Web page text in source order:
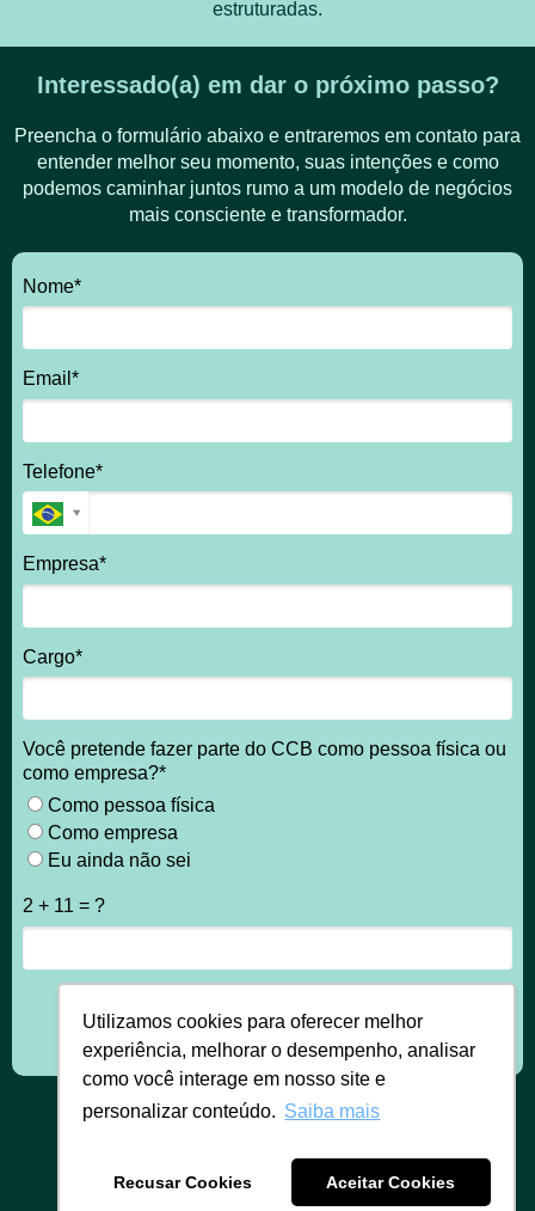
Utilizamos cookies para oferecer melhor
experiência, melhorar o desempenho, analisar
como você interage em nosso site e
personalizar conteúdo. Saiba mais
Recusar Cookies Aceitar Cookies
estruturadas.
Interessado(a) em dar o próximo passo?
Preencha o formulário abaixo e entraremos em contato para
entender melhor seu momento, suas intenções e como
podemos caminhar juntos rumo a um modelo de negócios
mais consciente e transformador.
Nome*
Email*
Telefone*
Empresa*
Cargo*
Você pretende fazer parte do CCB como pessoa física ou
como empresa?*
Como pessoa física
Como empresa
Eu ainda não sei
2 + 11 = ?
Enviar
www.ccbrasil.cc